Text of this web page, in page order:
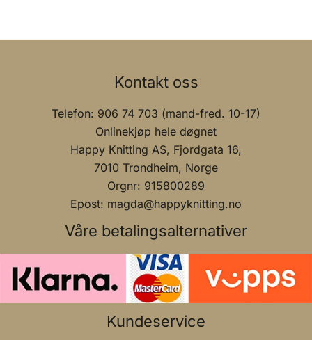
Kontakt oss
Telefon: 906 74 703 (mand-fred. 10-17)
Onlinekjøp hele døgnet
Happy Knitting AS, Fjordgata 16,
7010 Trondheim, Norge
Orgnr: 915800289
Epost: magda@happyknitting.no
Våre betalingsalternativer
Kundeservice